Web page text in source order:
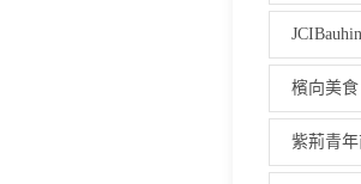
檳向美食
紫荊青